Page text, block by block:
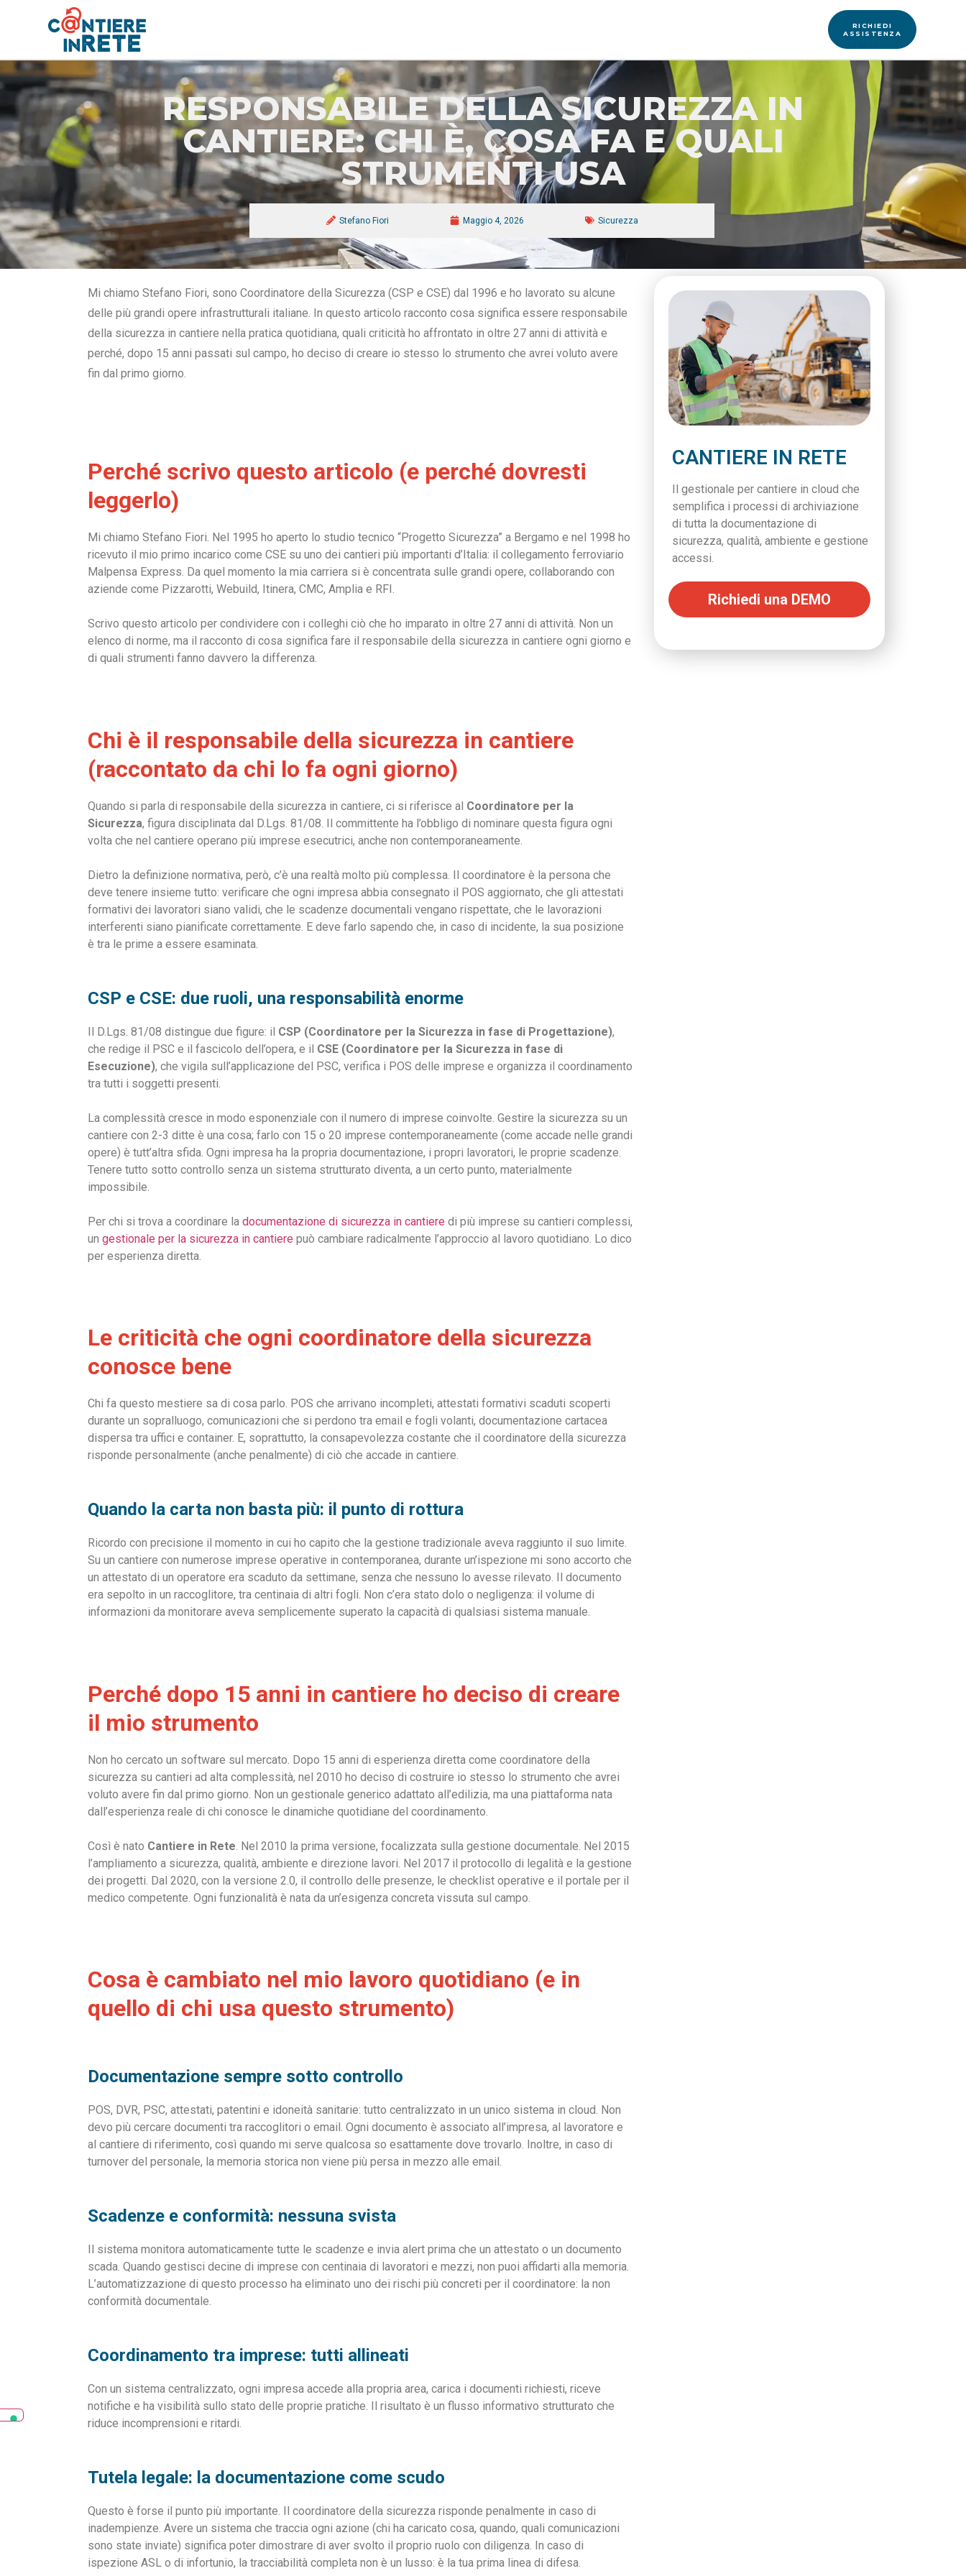
RICHIEDI
ASSISTENZA
RESPONSABILE DELLA SICUREZZA IN
CANTIERE: CHI È, COSA FA E QUALI
STRUMENTI USA
Stefano Fiori Maggio 4, 2026 Sicurezza
Mi chiamo Stefano Fiori, sono Coordinatore della Sicurezza (CSP e CSE) dal 1996 e ho lavorato su alcune
delle più grandi opere infrastrutturali italiane. In questo articolo racconto cosa significa essere responsabile
della sicurezza in cantiere nella pratica quotidiana, quali criticità ho affrontato in oltre 27 anni di attività e
perché, dopo 15 anni passati sul campo, ho deciso di creare io stesso lo strumento che avrei voluto avere
fin dal primo giorno.
Perché scrivo questo articolo (e perché dovresti
leggerlo)
Mi chiamo Stefano Fiori. Nel 1995 ho aperto lo studio tecnico “Progetto Sicurezza” a Bergamo e nel 1998 ho
ricevuto il mio primo incarico come CSE su uno dei cantieri più importanti d’Italia: il collegamento ferroviario
Malpensa Express. Da quel momento la mia carriera si è concentrata sulle grandi opere, collaborando con
aziende come Pizzarotti, Webuild, Itinera, CMC, Amplia e RFI.
Scrivo questo articolo per condividere con i colleghi ciò che ho imparato in oltre 27 anni di attività. Non un
elenco di norme, ma il racconto di cosa significa fare il responsabile della sicurezza in cantiere ogni giorno e
di quali strumenti fanno davvero la differenza.
Chi è il responsabile della sicurezza in cantiere
(raccontato da chi lo fa ogni giorno)
Quando si parla di responsabile della sicurezza in cantiere, ci si riferisce al Coordinatore per la
Sicurezza, figura disciplinata dal D.Lgs. 81/08. Il committente ha l’obbligo di nominare questa figura ogni
volta che nel cantiere operano più imprese esecutrici, anche non contemporaneamente.
Dietro la definizione normativa, però, c’è una realtà molto più complessa. Il coordinatore è la persona che
deve tenere insieme tutto: verificare che ogni impresa abbia consegnato il POS aggiornato, che gli attestati
formativi dei lavoratori siano validi, che le scadenze documentali vengano rispettate, che le lavorazioni
interferenti siano pianificate correttamente. E deve farlo sapendo che, in caso di incidente, la sua posizione
è tra le prime a essere esaminata.
CSP e CSE: due ruoli, una responsabilità enorme
Il D.Lgs. 81/08 distingue due figure: il CSP (Coordinatore per la Sicurezza in fase di Progettazione),
che redige il PSC e il fascicolo dell’opera, e il CSE (Coordinatore per la Sicurezza in fase di
Esecuzione), che vigila sull’applicazione del PSC, verifica i POS delle imprese e organizza il coordinamento
tra tutti i soggetti presenti.
La complessità cresce in modo esponenziale con il numero di imprese coinvolte. Gestire la sicurezza su un
cantiere con 2-3 ditte è una cosa; farlo con 15 o 20 imprese contemporaneamente (come accade nelle grandi
opere) è tutt’altra sfida. Ogni impresa ha la propria documentazione, i propri lavoratori, le proprie scadenze.
Tenere tutto sotto controllo senza un sistema strutturato diventa, a un certo punto, materialmente
impossibile.
Per chi si trova a coordinare la documentazione di sicurezza in cantiere di più imprese su cantieri complessi,
un gestionale per la sicurezza in cantiere può cambiare radicalmente l’approccio al lavoro quotidiano. Lo dico
per esperienza diretta.
Le criticità che ogni coordinatore della sicurezza
conosce bene
Chi fa questo mestiere sa di cosa parlo. POS che arrivano incompleti, attestati formativi scaduti scoperti
durante un sopralluogo, comunicazioni che si perdono tra email e fogli volanti, documentazione cartacea
dispersa tra uffici e container. E, soprattutto, la consapevolezza costante che il coordinatore della sicurezza
risponde personalmente (anche penalmente) di ciò che accade in cantiere.
Quando la carta non basta più: il punto di rottura
Ricordo con precisione il momento in cui ho capito che la gestione tradizionale aveva raggiunto il suo limite.
Su un cantiere con numerose imprese operative in contemporanea, durante un’ispezione mi sono accorto che
un attestato di un operatore era scaduto da settimane, senza che nessuno lo avesse rilevato. Il documento
era sepolto in un raccoglitore, tra centinaia di altri fogli. Non c’era stato dolo o negligenza: il volume di
informazioni da monitorare aveva semplicemente superato la capacità di qualsiasi sistema manuale.
Perché dopo 15 anni in cantiere ho deciso di creare
il mio strumento
Non ho cercato un software sul mercato. Dopo 15 anni di esperienza diretta come coordinatore della
sicurezza su cantieri ad alta complessità, nel 2010 ho deciso di costruire io stesso lo strumento che avrei
voluto avere fin dal primo giorno. Non un gestionale generico adattato all’edilizia, ma una piattaforma nata
dall’esperienza reale di chi conosce le dinamiche quotidiane del coordinamento.
Così è nato Cantiere in Rete . Nel 2010 la prima versione, focalizzata sulla gestione documentale. Nel 2015
l’ampliamento a sicurezza, qualità, ambiente e direzione lavori. Nel 2017 il protocollo di legalità e la gestione
dei progetti. Dal 2020, con la versione 2.0, il controllo delle presenze, le checklist operative e il portale per il
medico competente. Ogni funzionalità è nata da un’esigenza concreta vissuta sul campo.
Cosa è cambiato nel mio lavoro quotidiano (e in
quello di chi usa questo strumento)
Documentazione sempre sotto controllo
POS, DVR, PSC, attestati, patentini e idoneità sanitarie: tutto centralizzato in un unico sistema in cloud. Non
devo più cercare documenti tra raccoglitori o email. Ogni documento è associato all’impresa, al lavoratore e
al cantiere di riferimento, così quando mi serve qualcosa so esattamente dove trovarlo. Inoltre, in caso di
turnover del personale, la memoria storica non viene più persa in mezzo alle email.
Scadenze e conformità: nessuna svista
Il sistema monitora automaticamente tutte le scadenze e invia alert prima che un attestato o un documento
scada. Quando gestisci decine di imprese con centinaia di lavoratori e mezzi, non puoi affidarti alla memoria.
L’automatizzazione di questo processo ha eliminato uno dei rischi più concreti per il coordinatore: la non
conformità documentale.
Coordinamento tra imprese: tutti allineati
Con un sistema centralizzato, ogni impresa accede alla propria area, carica i documenti richiesti, riceve
notifiche e ha visibilità sullo stato delle proprie pratiche. Il risultato è un flusso informativo strutturato che
riduce incomprensioni e ritardi.
Tutela legale: la documentazione come scudo
Questo è forse il punto più importante. Il coordinatore della sicurezza risponde penalmente in caso di
inadempienze. Avere un sistema che traccia ogni azione (chi ha caricato cosa, quando, quali comunicazioni
sono state inviate) significa poter dimostrare di aver svolto il proprio ruolo con diligenza. In caso di
ispezione ASL o di infortunio, la tracciabilità completa non è un lusso: è la tua prima linea di difesa.
CANTIERE IN RETE
Il gestionale per cantiere in cloud che
semplifica i processi di archiviazione
di tutta la documentazione di
sicurezza, qualità, ambiente e gestione
accessi.
Richiedi una DEMO